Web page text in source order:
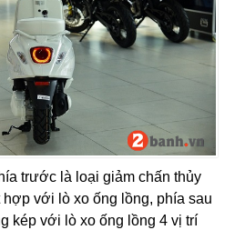
trước là loại giảm chấn thủy
với lò xo ống lồng, phía sau
kép với lò xo ống lồng 4 vị trí